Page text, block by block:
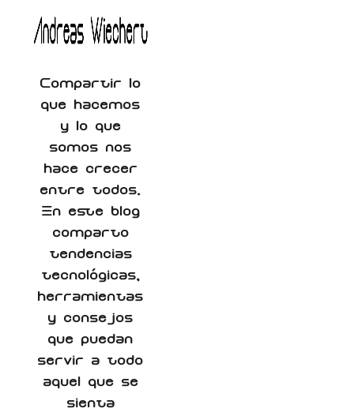
Compartir lo
que hacemos
y lo que
somos nos
hace crecer
entre todos.
En este blog
comparto
tendencias
tecnológicas,
herramientas
y consejos
que puedan
servir a todo
aquel que se
sienta